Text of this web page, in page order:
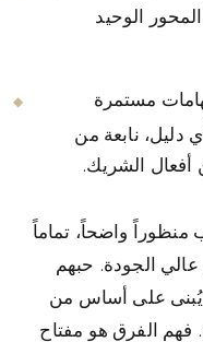
الوحيد
مستمرة
دليل، نابعة من
أفعال الشريك.
واضحاً، تماماً
الجودة. حبهم
يُبنى على أساس من
فهم الفرق هو مفتاح